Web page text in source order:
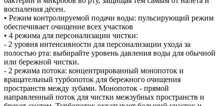
воспаления дёсен.
• Режим контролируемой подачи воды: пульсирующий режим
обеспечивает очищение всех участков
• 4 режима для персонализации чистки:
- 2 уровня интенсивности для персонализации ухода за
полостью рта: выбирайте уровень давления воды для обычной
или бережной чистки.
- 2 режима потока: концентрированный монопоток и
вращательный турбопоток для бережного очищения
пространств между зубами. Монопоток - прямой
направленный поток для чистки межзубных пространств и